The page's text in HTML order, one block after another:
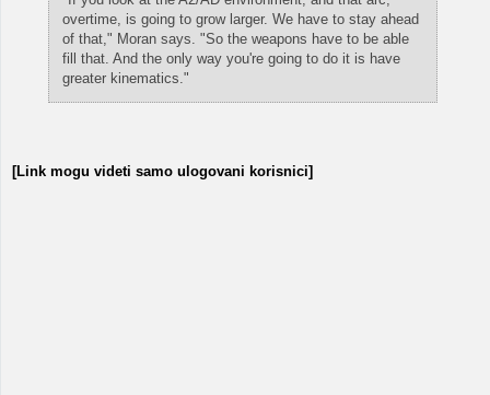
overtime, is going to grow larger. We have to stay ahead
of that," Moran says. "So the weapons have to be able
fill that. And the only way you're going to do it is have
greater kinematics."
[Link mogu videti samo ulogovani korisnici]